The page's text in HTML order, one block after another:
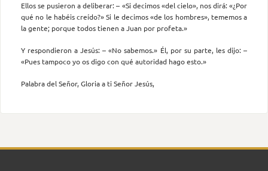
Ellos se pusieron a deliberar: – «Si decimos «del cielo», nos dirá: «¿Por
qué no le habéis creído?» Si le decimos «de los hombres», tememos a
la gente; porque todos tienen a Juan por profeta.»
Y respondieron a Jesús: – «No sabemos.» Él, por su parte, les dijo: –
«Pues tampoco yo os digo con qué autoridad hago esto.»
Palabra del Señor, Gloria a ti Señor Jesús,